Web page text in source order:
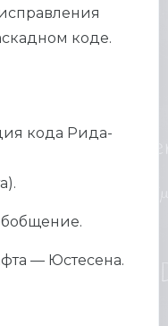
коде.
кода Рида-
— Юстесена.